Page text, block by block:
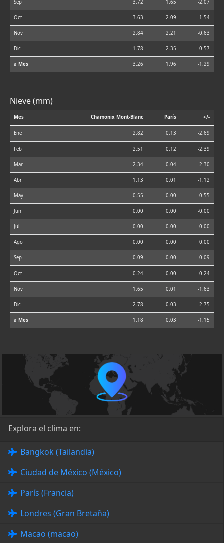
Sep 3.72 1.65 -2.07
Oct 3.63 2.09 -1.54
Nov 2.84 2.21 -0.63
Dic 1.78 2.35 0.57
⌀ Mes 3.26 1.96 -1.29
Nieve (mm)
Mes Chamonix Mont-Blanc París +/-
Ene 2.82 0.13 -2.69
Feb 2.51 0.12 -2.39
Mar 2.34 0.04 -2.30
Abr 1.13 0.01 -1.12
May 0.55 0.00 -0.55
Jun 0.00 0.00 -0.00
Jul 0.00 0.00 0.00
Ago 0.00 0.00 0.00
Sep 0.09 0.00 -0.09
Oct 0.24 0.00 -0.24
Nov 1.65 0.01 -1.63
Dic 2.78 0.03 -2.75
⌀ Mes 1.18 0.03 -1.15
Explora el clima en:
Bangkok (Tailandia)
Ciudad de México (México)
París (Francia)
Londres (Gran Bretaña)
Macao (macao)